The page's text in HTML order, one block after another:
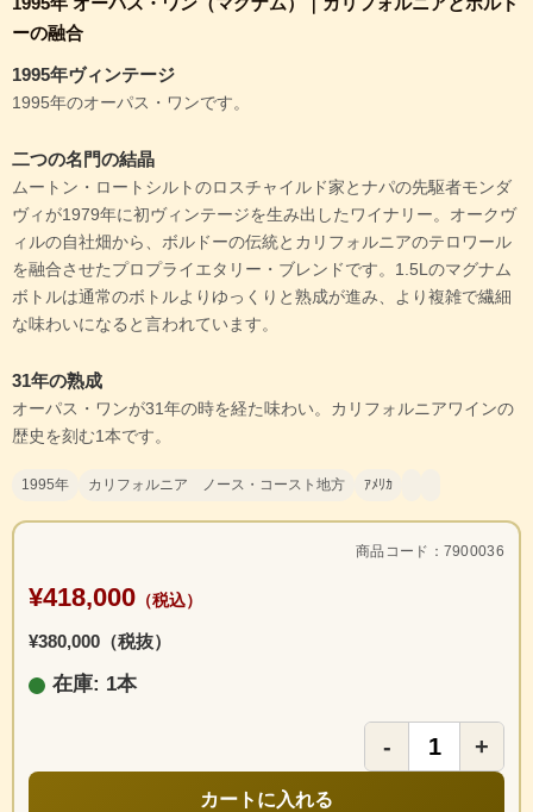
ーの融合
1995年ヴィンテージ
1995年のオーパス・ワンです。
二つの名門の結晶
ムートン・ロートシルトのロスチャイルド家とナパの先駆者モンダ
ヴィが1979年に初ヴィンテージを生み出したワイナリー。オークヴ
ィルの自社畑から、ボルドーの伝統とカリフォルニアのテロワール
を融合させたプロプライエタリー・ブレンドです。1.5Lのマグナム
ボトルは通常のボトルよりゆっくりと熟成が進み、より複雑で繊細
な味わいになると言われています。
31年の熟成
オーパス・ワンが31年の時を経た味わい。カリフォルニアワインの
歴史を刻む1本です。
1995年 カリフォルニア ノース・コースト地方 ｱﾒﾘｶ
商品コード：7900036
¥418,000 （税込）
¥380,000（税抜）
在庫: 1本
- +
カートに入れる